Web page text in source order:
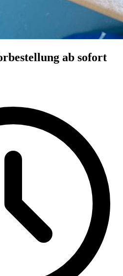
ab sofort